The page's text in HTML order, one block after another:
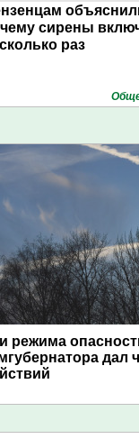
сирены
раз
режима
дал